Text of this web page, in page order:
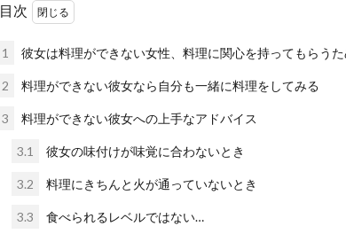
コンソメ味のポテチを
コンソメ味のポテチは食べ
まっているとい...
一人暮らしの料理の
目次
1 彼女は料理ができない女性、料理に関心を持ってもらうた
2 料理ができない彼女なら自分も一緒に料理をしてみる
3 料理ができない彼女への上手なアドバイス
3.1 彼女の味付けが味覚に合わないとき
3.2 料理にきちんと火が通っていないとき
3.3 食べられるレベルではない…